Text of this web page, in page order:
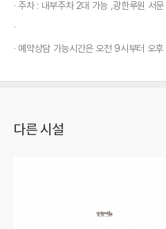
주차 : 내부주차 2대 가능 ,광한루원 서
예약상담 가능시간은 오전 9시부터 오
다른 시설